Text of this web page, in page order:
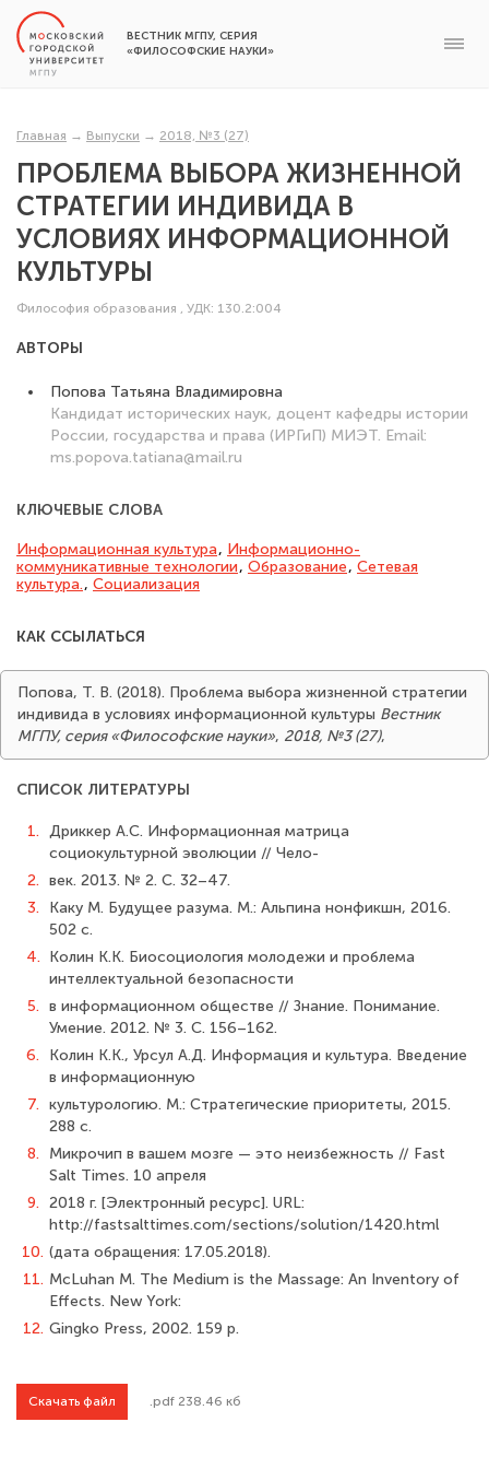
ВЕСТНИК МГПУ, СЕРИЯ
«ФИЛОСОФСКИЕ НАУКИ»
Главная → Выпуски → 2018, №3 (27)
ПРОБЛЕМА ВЫБОРА ЖИЗНЕННОЙ
СТРАТЕГИИ ИНДИВИДА В
УСЛОВИЯХ ИНФОРМАЦИОННОЙ
КУЛЬТУРЫ
Философия образования , УДК: 130.2:004
АВТОРЫ
Попова Татьяна Владимировна
Кандидат исторических наук, доцент кафедры истории
России, государства и права (ИРГиП) МИЭТ. Email:
ms.popova.tatiana@mail.ru
КЛЮЧЕВЫЕ СЛОВА
Информационная культура, Информационно-
коммуникативные технологии, Образование, Сетевая
культура., Социализация
КАК ССЫЛАТЬСЯ
Попова, Т. В. (2018). Проблема выбора жизненной стратегии
индивида в условиях информационной культуры Вестник
МГПУ, серия «Философские науки», 2018, №3 (27),
СПИСОК ЛИТЕРАТУРЫ
1. Дриккер А.С. Информационная матрица
социокультурной эволюции // Чело-
2. век. 2013. № 2. С. 32–47.
3.
Каку М. Будущее разума. М.: Альпина нонфикшн, 2016.
502 с.
4. Колин К.К. Биосоциология молодежи и проблема
интеллектуальной безопасности
5. в информационном обществе // Знание. Понимание.
Умение. 2012. № 3. С. 156–162.
6.
Колин К.К., Урсул А.Д. Информация и культура. Введение
в информационную
7. культурологию. М.: Стратегические приоритеты, 2015.
288 с.
8.
Микрочип в вашем мозге — это неизбежность // Fast
Salt Times. 10 апреля
9. 2018 г. [Электронный ресурс]. URL:
http://fastsalttimes.com/sections/solution/1420.html
10. (дата обращения: 17.05.2018).
11. McLuhan M. The Medium is the Massage: An Inventory of
Effects. New York:
12. Gingko Press, 2002. 159 р.
Скачать файл .pdf 238.46 кб